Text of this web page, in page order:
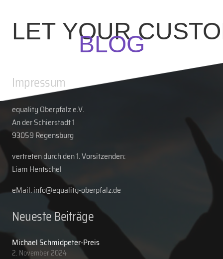
LET YOUR
BLOG
Impressum
equality Oberpfalz e.V.
An der Schierstadt 1
93059 Regensburg
vertreten durch den 1. Vorsitzenden:
Liam Hentschel
eMail: info@equality-oberpfalz.de
Neueste Beiträge
Michael Schmidpeter-Preis
2. November 2024